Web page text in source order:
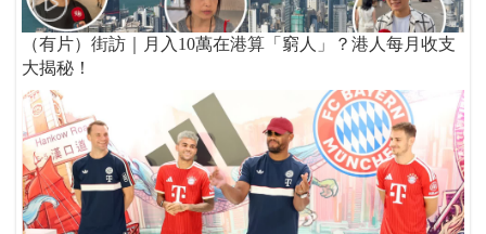
（有片）街訪｜月入10萬在港算「窮人」？港人每月收支
大揭秘！